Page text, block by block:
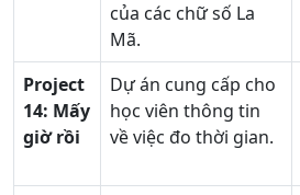
của các chữ số La
Mã.
Project
14: Mấy
giờ rồi
Dự án cung cấp cho
học viên thông tin
về việc đo thời gian.